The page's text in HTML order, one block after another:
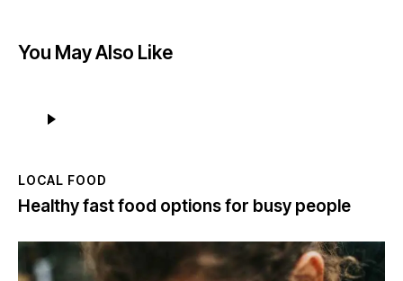
You May Also Like
oynatıcı
LOCAL FOOD
Healthy fast food options for busy people